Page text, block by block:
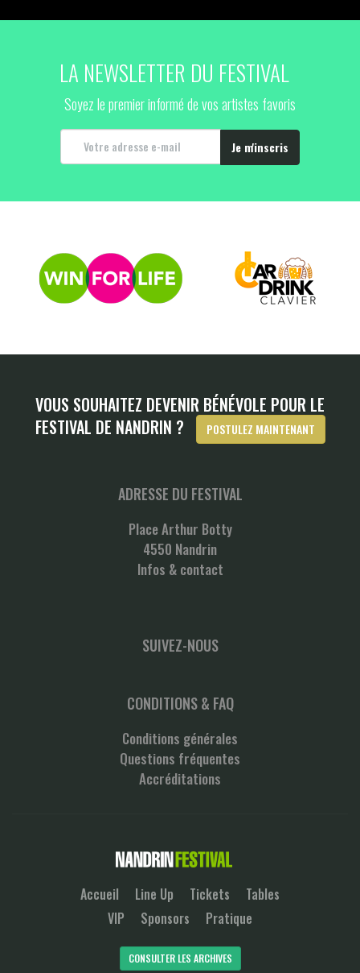
LA NEWSLETTER DU FESTIVAL
Soyez le premier informé de vos artistes favoris
Je m'inscris
VOUS SOUHAITEZ DEVENIR BÉNÉVOLE POUR LE
FESTIVAL DE NANDRIN ?
POSTULEZ MAINTENANT
ADRESSE DU FESTIVAL
Place Arthur Botty
4550 Nandrin
Infos & contact
SUIVEZ-NOUS
CONDITIONS & FAQ
Conditions générales
Questions fréquentes
Accréditations
Accueil Line Up Tickets
Tables
VIP
Sponsors Pratique
CONSULTER LES ARCHIVES